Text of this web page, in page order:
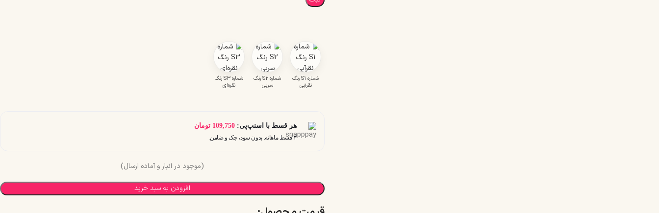
شماره S1 رنگ
نقرآبی
شماره S2 رنگ
سربی
شماره S3 رنگ
نقره‌ای
هر قسط با اسنپ‌پی: 109,750 تومان
۴ قسط ماهانه. بدون سود، چک و ضامن.
(موجود در انبار و آماده ارسال)
افزودن به سبد خرید